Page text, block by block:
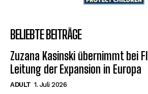
BELIEBTE BEITRÄGE
Zuzana Kasinski übernimmt bei
Leitung der Expansion in Europa
ADULT 1. Juli 2026